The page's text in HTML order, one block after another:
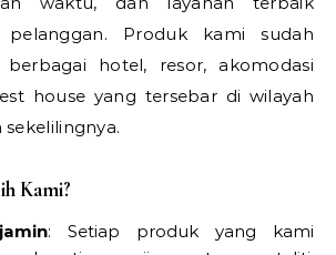
pelanggan. Produk kami sudah
hotel, resor, akomodasi
house yang tersebar di wilayah
Kami?
: Setiap produk yang kami